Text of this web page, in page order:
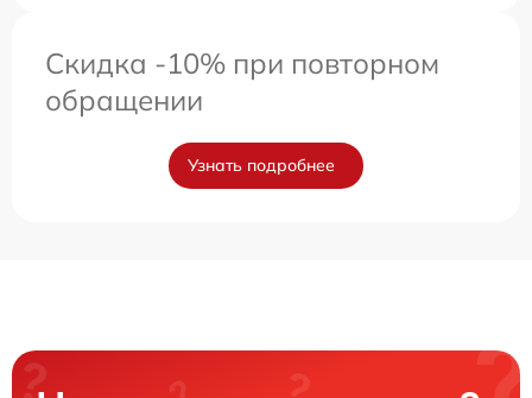
Скидка -10% при повторном
обращении
Узнать подробнее